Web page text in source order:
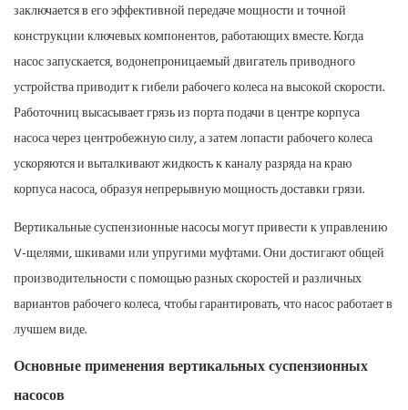
заключается в его эффективной передаче мощности и точной
конструкции ключевых компонентов, работающих вместе. Когда
насос запускается, водонепроницаемый двигатель приводного
устройства приводит к гибели рабочего колеса на высокой скорости.
Работочниц высасывает грязь из порта подачи в центре корпуса
насоса через центробежную силу, а затем лопасти рабочего колеса
ускоряются и выталкивают жидкость к каналу разряда на краю
корпуса насоса, образуя непрерывную мощность доставки грязи.
Вертикальные суспензионные насосы могут привести к управлению
V-щелями, шкивами или упругими муфтами. Они достигают общей
производительности с помощью разных скоростей и различных
вариантов рабочего колеса, чтобы гарантировать, что насос работает в
лучшем виде.
Основные применения вертикальных суспензионных
насосов